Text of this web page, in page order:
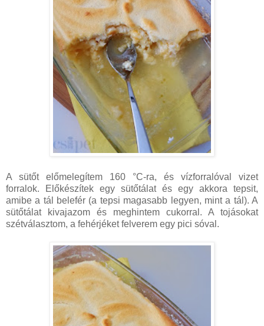
A sütőt előmelegítem 160 °C-ra, és vízforralóval vizet
forralok. Előkészítek egy sütőtálat és egy akkora tepsit,
amibe a tál belefér (a tepsi magasabb legyen, mint a tál). A
sütőtálat kivajazom és meghintem cukorral. A tojásokat
szétválasztom, a fehérjéket felverem egy pici sóval.